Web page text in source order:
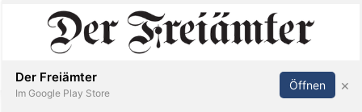
Inserieren Abonnieren Anmelden
Der Freiämter
Im Google Play Store
Öffnen ×